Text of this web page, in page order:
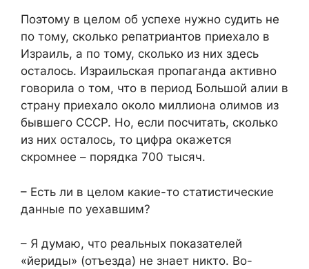
Поэтому в целом об успехе нужно судить не
по тому, сколько репатриантов приехало в
Израиль, а по тому, сколько из них здесь
осталось. Израильская пропаганда активно
говорила о том, что в период Большой алии в
страну приехало около миллиона олимов из
бывшего СССР. Но, если посчитать, сколько
из них осталось, то цифра окажется
скромнее – порядка 700 тысяч.
– Есть ли в целом какие-то статистические
данные по уехавшим?
– Я думаю, что реальных показателей
«йериды» (отъезда) не знает никто. Во-